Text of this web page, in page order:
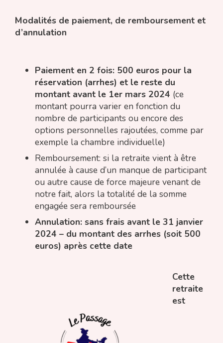
Modalités de paiement, de remboursement et
d’annulation
Paiement en 2 fois: 500 euros pour la
réservation (arrhes) et le reste du
montant avant le 1er mars 2024 (ce
montant pourra varier en fonction du
nombre de participants ou encore des
options personnelles rajoutées, comme par
exemple la chambre individuelle)
Remboursement: si la retraite vient à être
annulée à cause d’un manque de participant
ou autre cause de force majeure venant de
notre fait, alors la totalité de la somme
engagée sera remboursée
Annulation: sans frais avant le 31 janvier
2024 – du montant des arrhes (soit 500
euros) après cette date
Cette
retraite
est